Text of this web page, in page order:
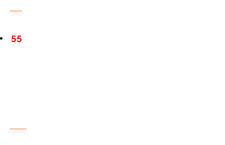
55